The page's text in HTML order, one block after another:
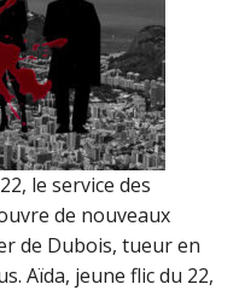
le service des
de nouveaux
de Dubois, tueur en
Aïda, jeune flic du 22,